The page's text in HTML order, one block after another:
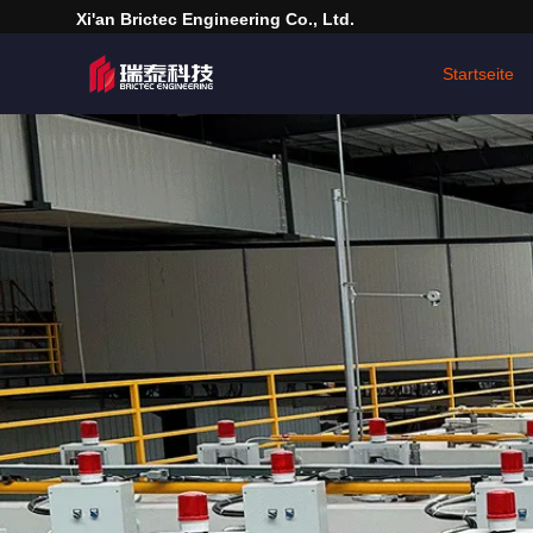
Xi'an Brictec Engineering Co., Ltd.
Startseite